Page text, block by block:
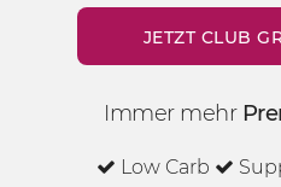
JETZT CLUB
Immer mehr
Low Carb